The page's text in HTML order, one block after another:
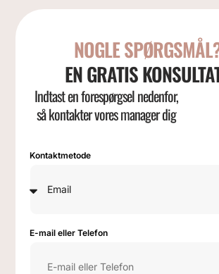
NOGLE
EN GRATIS
Indtast en forespørgsel nedenfor,
så kontakter vores manager dig
Kontaktmetode
E-mail eller Telefon